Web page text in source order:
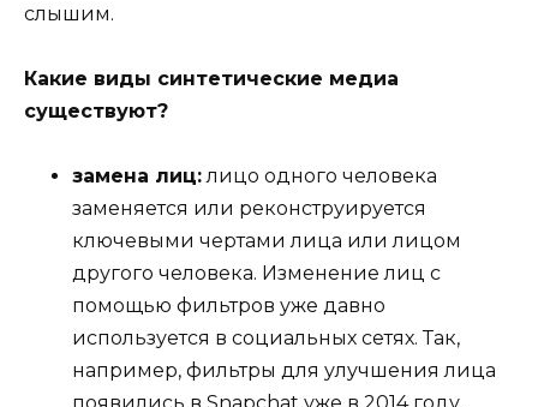
слышим.
Какие виды синтетические медиа
существуют?
замена лиц:лицо одного человека
заменяется или реконструируется
ключевыми чертами лица или лицом
другого человека. Изменение лиц с
помощью фильтров уже давно
используется в социальных сетях. Так,
например, фильтры для улучшения лица